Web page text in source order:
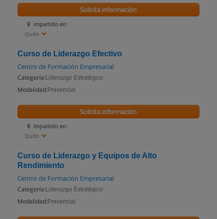
Impartido en:
Quito
Solicita información
Curso de Liderazgo Efectivo
Centro de Formación Empresarial
Categoría: Liderazgo Estratégico
Modalidad: Presencial
Impartido en:
Quito
Solicita información
Curso de Liderazgo y Equipos de Alto
Rendimiento
Centro de Formación Empresarial
Categoría: Liderazgo Estratégico
Modalidad: Presencial